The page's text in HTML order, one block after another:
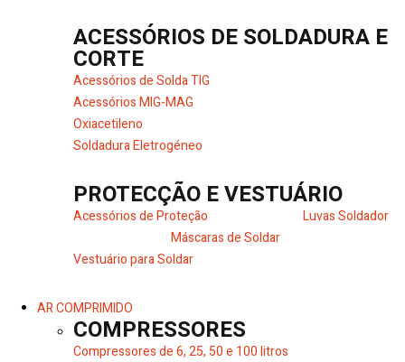
ACESSÓRIOS DE SOLDADURA E
CORTE
Acessórios de Solda TIG
Acessórios MIG-MAG
Oxiacetileno
Soldadura Eletrogéneo
PROTECÇÃO E VESTUÁRIO
Acessórios de Proteção
Luvas Soldador
Máscaras de Soldar
Vestuário para Soldar
AR COMPRIMIDO
COMPRESSORES
Compressores de 6, 25, 50 e 100 litros